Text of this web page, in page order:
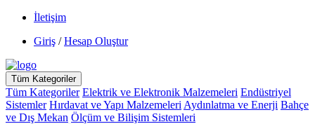
İletişim
Giriş / Hesap Oluştur
Tüm Kategoriler
Tüm Kategoriler Elektrik ve Elektronik Malzemeleri Endüstriyel
Sistemler Hırdavat ve Yapı Malzemeleri Aydınlatma ve Enerji Bahçe
ve Dış Mekan Ölçüm ve Bilişim Sistemleri